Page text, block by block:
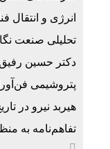
انرژی و انتقال
تحلیلی صنعت
دکتر حسین
پتروشیمی
تفاهم‌نامه به